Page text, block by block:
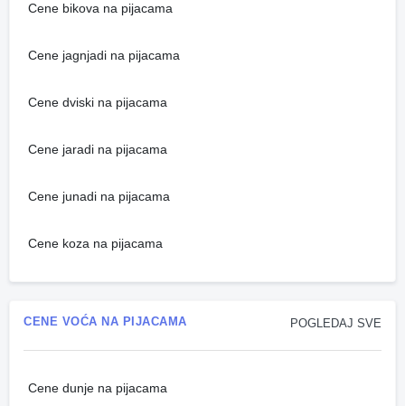
Cene bikova na pijacama
Cene jagnjadi na pijacama
Cene dviski na pijacama
Cene jaradi na pijacama
Cene junadi na pijacama
Cene koza na pijacama
POGLEDAJ SVE
CENE VOĆA NA PIJACAMA
Cene dunje na pijacama